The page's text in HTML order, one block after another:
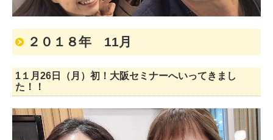
２０１８年 11月
1１月26日（月）初！大阪セミナーへいってきまし
た！！